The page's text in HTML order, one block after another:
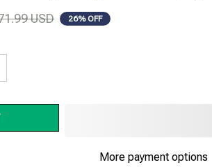
USD 26% OFF
More payment options